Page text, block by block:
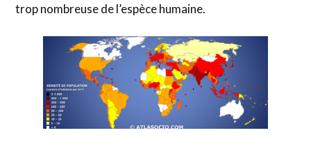
trop nombreuse de l’espèce humaine.